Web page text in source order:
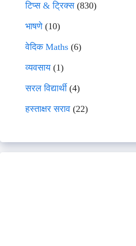
टिप्स & ट्रिक्स(830)
भाषणे(10)
वेदिक Maths (6)
व्यवसाय(1)
सरल विद्यार्थी(4)
हस्ताक्षर सराव (22)